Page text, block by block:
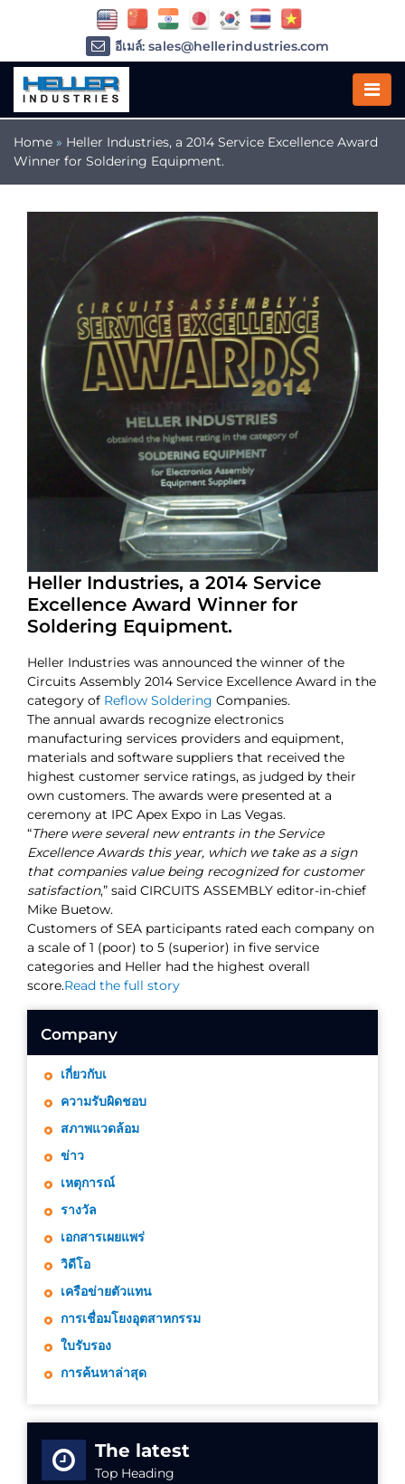
Home » Heller Industries, a 2014 Service Excellence Award
Winner for Soldering Equipment.
Heller Industries, a 2014 Service
Excellence Award Winner for
Soldering Equipment.
Heller Industries was announced the winner of the
Circuits Assembly 2014 Service Excellence Award in the
category of Reflow Soldering Companies.
The annual awards recognize electronics
manufacturing services providers and equipment,
materials and software suppliers that received the
highest customer service ratings, as judged by their
own customers. The awards were presented at a
ceremony at IPC Apex Expo in Las Vegas.
“There were several new entrants in the Service
Excellence Awards this year, which we take as a sign
that companies value being recognized for customer
satisfaction,” said CIRCUITS ASSEMBLY editor-in-chief
Mike Buetow.
Customers of SEA participants rated each company on
a scale of 1 (poor) to 5 (superior) in five service
categories and Heller had the highest overall
score.Read the full story
Company
เกี่ยวกับเ
ความรับผิดชอบ
สภาพแวดล้อม
ข่าว
เหตุการณ์
รางวัล
เอกสารเผยแพร่
วิดีโอ
เครือข่ายตัวแทน
การเชื่อมโยงอุตสาหกรรม
ใบรับรอง
การค้นหาล่าสุด
The latest
Top Heading
อีเมล์: sales@hellerindustries.com
อีเมล์: service@hellerindustries.com
โทรศัพท์ :